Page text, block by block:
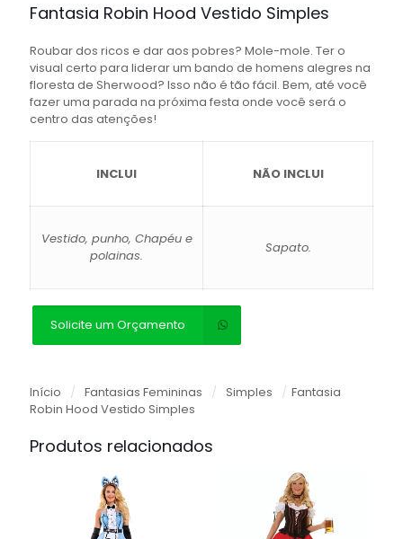
Fantasia Robin Hood Vestido Simples
Roubar dos ricos e dar aos pobres? Mole-mole. Ter o
visual certo para liderar um bando de homens alegres na
floresta de Sherwood? Isso não é tão fácil. Bem, até você
fazer uma parada na próxima festa onde você será o
centro das atenções!
INCLUI NÃO INCLUI
Vestido, punho, Chapéu e
polainas.
Sapato.
Solicite um Orçamento
Início / Fantasias Femininas / Simples / Fantasia
Robin Hood Vestido Simples
Produtos relacionados